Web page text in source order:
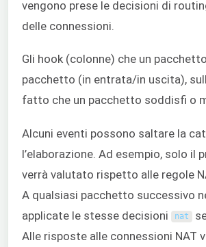
vengono prese le decisioni di
delle connessioni.
Gli hook (colonne) che un
pacchetto (in entrata/in uscita),
fatto che un pacchetto soddisfi o
Alcuni eventi possono saltare la
l’elaborazione. Ad esempio, solo
verrà valutato rispetto alle regole
A qualsiasi pacchetto successivo
applicate le stesse decisioni
nat
Alle risposte alle connessioni NAT